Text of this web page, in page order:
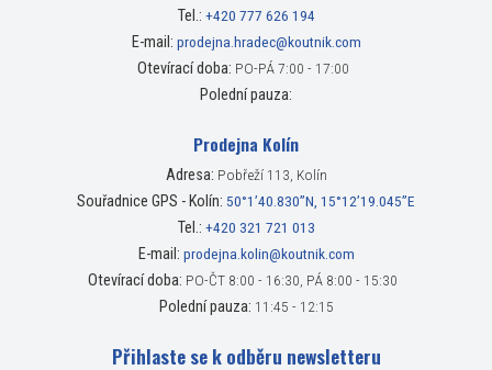
Tel.: +420 777 626 194
E-mail: prodejna.hradec@koutnik.com
Otevírací doba: PO-PÁ 7:00 - 17:00
Polední pauza:
Prodejna Kolín
Adresa: Pobřeží 113, Kolín
Souřadnice GPS - Kolín: 50°1’40.830”N, 15°12’19.045”E
Tel.: +420 321 721 013
E-mail: prodejna.kolin@koutnik.com
Otevírací doba: PO-ČT 8:00 - 16:30, PÁ 8:00 - 15:30
Polední pauza: 11:45 - 12:15
Přihlaste se k odběru newsletteru